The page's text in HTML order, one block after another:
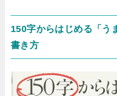
150字からはじめる「う
書き方